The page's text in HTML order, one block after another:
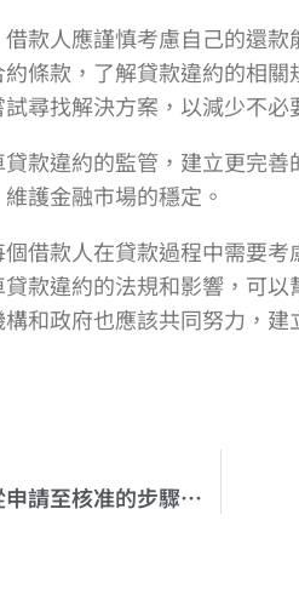
款人應謹慎考慮自己的還
條款，了解貸款違約的相
尋找解決方案，以減少不必
款違約的監管，建立更完
護金融市場的穩定。
借款人在貸款過程中需要
款違約的法規和影響，可
和政府也應該共同努力，
汽車貸款流程詳解：從申請至核准的步驟與注意事項